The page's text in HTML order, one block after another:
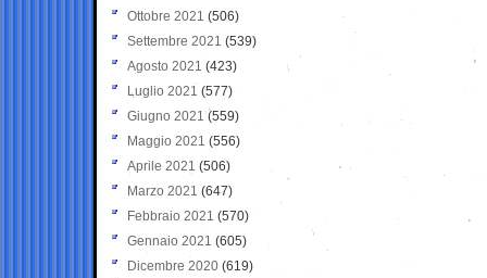
Ottobre 2021 (506)
Settembre 2021 (539)
Agosto 2021 (423)
Luglio 2021 (577)
Giugno 2021(559)
Maggio 2021 (556)
Aprile 2021 (506)
Marzo 2021 (647)
Febbraio 2021 (570)
Gennaio 2021 (605)
Dicembre 2020 (619)